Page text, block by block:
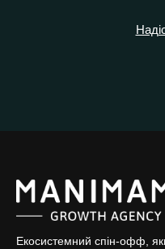
Екосистемний спін-офф,